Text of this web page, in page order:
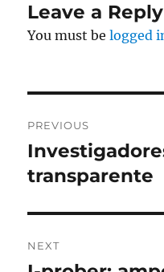
Leave a Reply
You must belogged
navigation
PREVIOUS
Previous
post:
transparente
NEXT